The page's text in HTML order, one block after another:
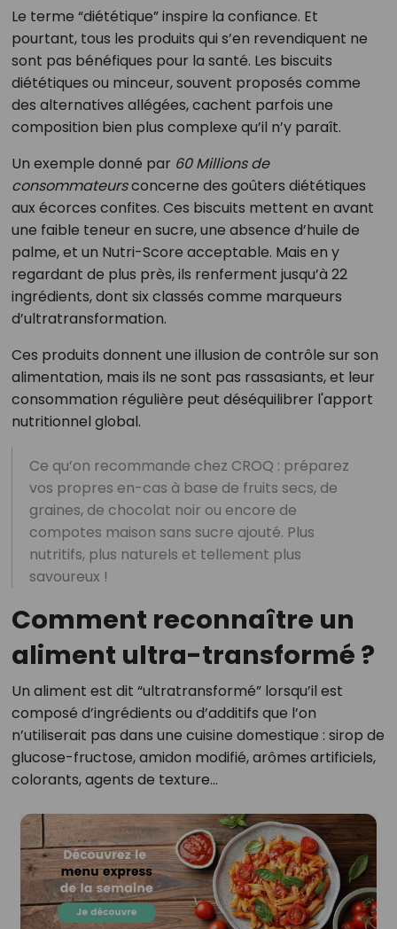
Le terme “diététique” inspire la confiance. Et
pourtant, tous les produits qui s’en revendiquent ne
sont pas bénéfiques pour la santé. Les biscuits
diététiques ou minceur, souvent proposés comme
des alternatives allégées, cachent parfois une
composition bien plus complexe qu’il n’y paraît.
Un exemple donné par 60 Millions de
consommateursconcerne des goûters diététiques
aux écorces confites. Ces biscuits mettent en avant
une faible teneur en sucre, une absence d’huile de
palme, et un Nutri-Score acceptable. Mais en y
regardant de plus près, ils renferment jusqu’à 22
ingrédients, dont six classés comme marqueurs
d’ultratransformation.
Ces produits donnent une illusion de contrôle sur son
alimentation, mais ils ne sont pas rassasiants, et leur
consommation régulière peut déséquilibrer l'apport
nutritionnel global.
Ce qu’on recommande chez CROQ : préparez
vos propres en-cas à base de fruits secs, de
graines, de chocolat noir ou encore de
compotes maison sans sucre ajouté. Plus
nutritifs, plus naturels et tellement plus
savoureux !
Comment reconnaître un
aliment ultra-transformé ?
Un aliment est dit “ultratransformé” lorsqu’il est
composé d’ingrédients ou d’additifs que l’on
n’utiliserait pas dans une cuisine domestique : sirop de
glucose-fructose, amidon modifié, arômes artificiels,
colorants, agents de texture...